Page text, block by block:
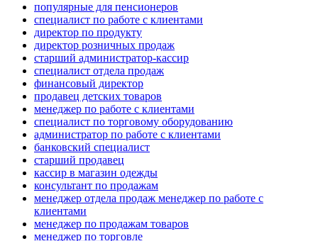
популярные для пенсионеров
специалист по работе с клиентами
директор по продукту
директор розничных продаж
старший администратор-кассир
специалист отдела продаж
финансовый директор
продавец детских товаров
менеджер по работе с клиентами
специалист по торговому оборудованию
администратор по работе с клиентами
банковский специалист
старший продавец
кассир в магазин одежды
консультант по продажам
менеджер отдела продаж менеджер по работе с
клиентами
менеджер по продажам товаров
менеджер по торговле